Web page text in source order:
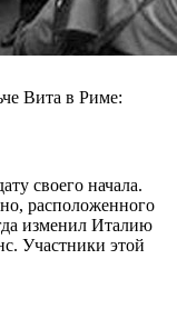
Вита в Риме:
своего начала.
расположенного
изменил Италию
Участники этой